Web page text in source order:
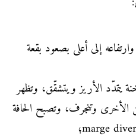
2- ثمّ تضخّم هذا الأريز craton وارتفاعه إلى أعلى بصعود بقعة
يتمدّد الأريز ويتشقّق، وتظهر
الأخرى وتنجرف، وتصبح الحافة